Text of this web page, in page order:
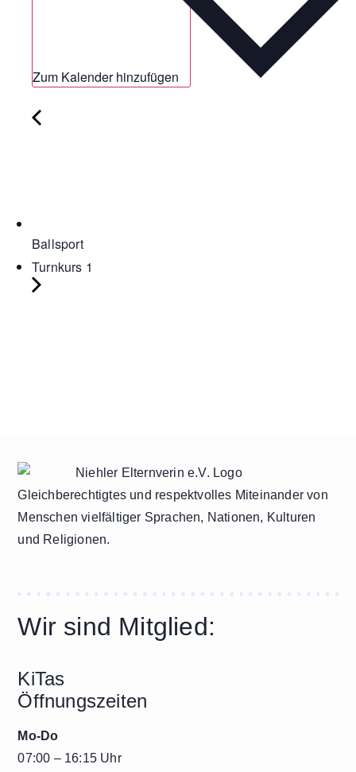
Zum Kalender hinzufügen
Ballsport
Turnkurs 1
Gleichberechtigtes und respektvolles Miteinander von
Menschen vielfältiger Sprachen, Nationen, Kulturen
und Religionen.
Wir sind Mitglied:
KiTas
Öffnungszeiten
Mo-Do
07:00 – 16:15 Uhr